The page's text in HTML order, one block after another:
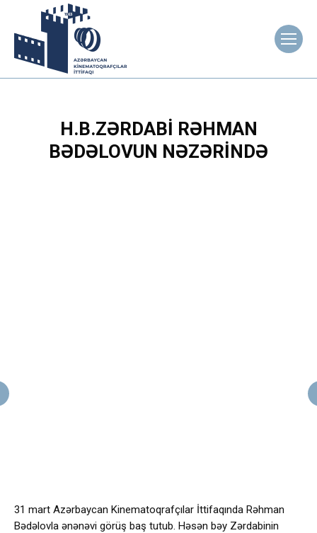
H.B.ZƏRDABI RƏHMAN
BƏDƏLOVUN NƏZƏRINDƏ
31 mart Azərbaycan Kinematoqrafçılar İttifaqında Rəhman
Bədəlovla ənənəvi görüş baş tutub. Həsən bəy Zərdabinin